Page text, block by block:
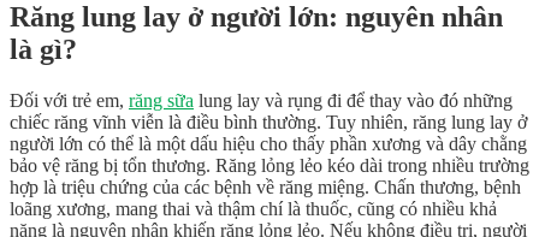
Răng lung lay ở người lớn: nguyên nhân
là gì?
Đối với trẻ em, răng sữa lung lay và rụng đi để thay vào đó những
chiếc răng vĩnh viễn là điều bình thường. Tuy nhiên, răng lung lay ở
người lớn có thể là một dấu hiệu cho thấy phần xương và dây chằng
bảo vệ răng bị tổn thương. Răng lỏng lẻo kéo dài trong nhiều trường
hợp là triệu chứng của các bệnh về răng miệng. Chấn thương, bệnh
loãng xương, mang thai và thậm chí là thuốc, cũng có nhiều khả
năng là nguyên nhân khiến răng lỏng lẻo. Nếu không điều trị, người